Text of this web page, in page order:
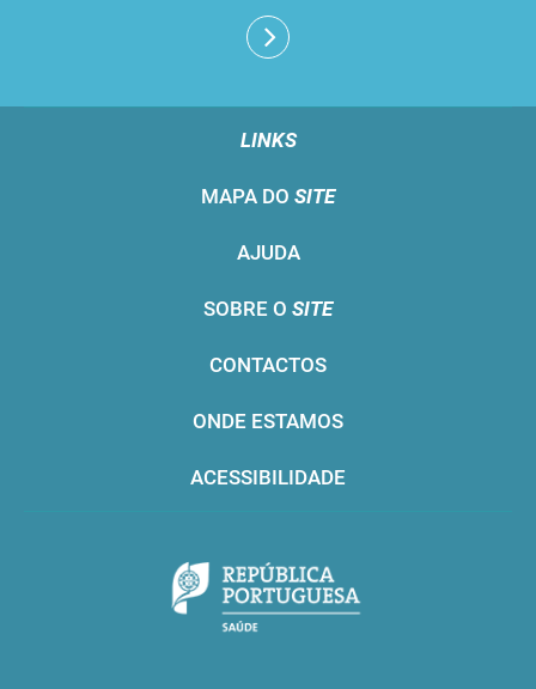
LINKS
MAPA DO SITE
AJUDA
SOBRE O SITE
CONTACTOS
ONDE ESTAMOS
ACESSIBILIDADE